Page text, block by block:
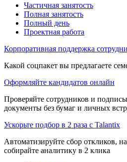
Частичная занятость
Полная занятость
Полный день
Проектная работа
Корпоративная поддержка
Какой соцпакет вы предлагаете
Оформляйте кандидатов онлайн
Проверяйте сотрудников и
документы без бумаг и личных
Ускорьте подбор в 2 раза с Talantix
Автоматизируйте сбор откликов,
собирайте аналитику в 2 клика